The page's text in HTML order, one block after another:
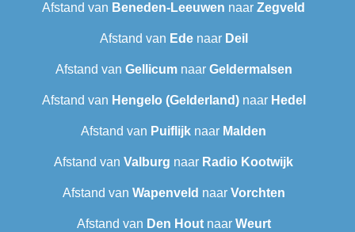
Afstand van Beneden-Leeuwen naar Zegveld
Afstand van Edenaar Deil
Afstand van Gellicumnaar Geldermalsen
Afstand van Hengelo (Gelderland)naar Hedel
Afstand van Puiflijk naar Malden
Afstand van Valburg naar Radio Kootwijk
Afstand van Wapenveld naar Vorchten
Afstand van Den Houtnaar Weurt